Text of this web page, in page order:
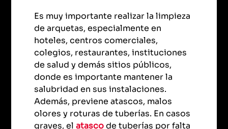
Es muy importante realizar la limpieza
de arquetas, especialmente en
hoteles, centros comerciales,
colegios, restaurantes, instituciones
de salud y demás sitios públicos,
donde es importante mantener la
salubridad en sus instalaciones.
Además, previene atascos, malos
olores y roturas de tuberías. En casos
graves, elatascode tuberías por falta